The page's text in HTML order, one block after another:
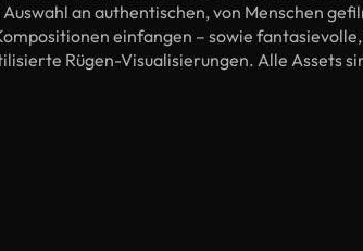
an authentischen, von Menschen
einfangen – sowie
Rügen-Visualisierungen. Alle Assets